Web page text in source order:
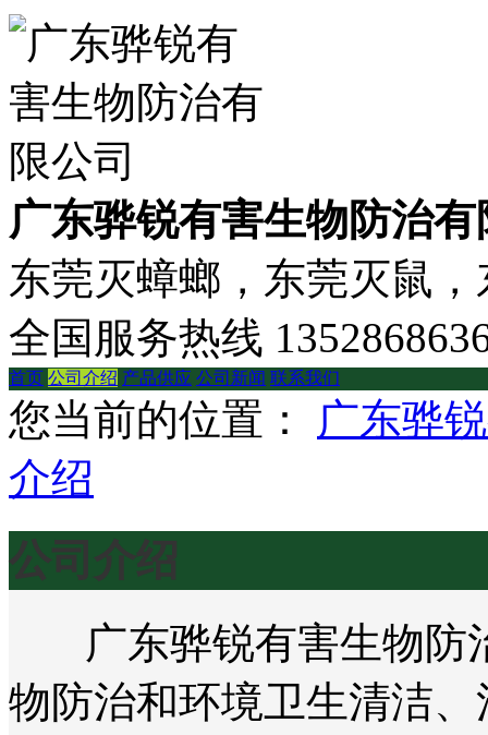
广东骅锐有害生物防治
东莞灭蟑螂，东莞灭鼠
全国服务热线
首页 公司介绍 产品供应 公司新闻 联系我们
您当前的位置：
广东骅
介绍
公司介绍
广东骅锐有害生物防
物防治和环境卫生清洁